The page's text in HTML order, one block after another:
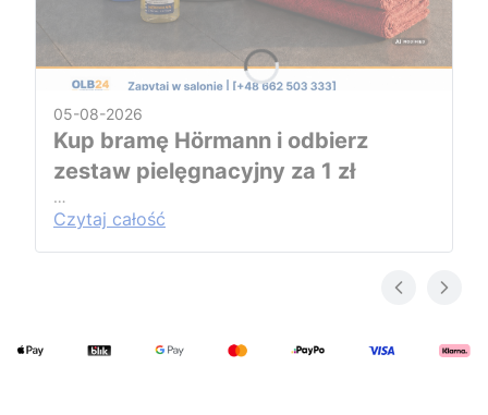
05-08-2026
Kup bramę Hörmann i odbierz
zestaw pielęgnacyjny za 1 zł
…
Czytaj całość